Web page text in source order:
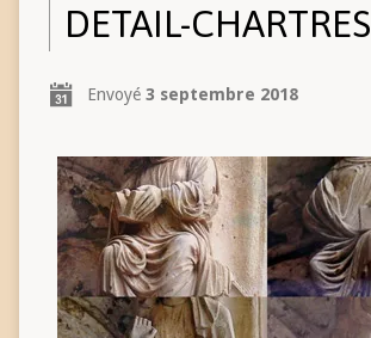
DETAIL-CHARTRES
Envoyé 3 septembre 2018